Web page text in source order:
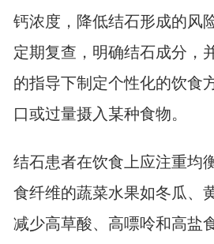
钙浓度，降低结石形成的风
定期复查，明确结石成分，
的指导下制定个性化的饮食
口或过量摄入某种食物。
结石患者在饮食上应注重均
食纤维的蔬菜水果如冬瓜、
减少高草酸、高嘌呤和高盐